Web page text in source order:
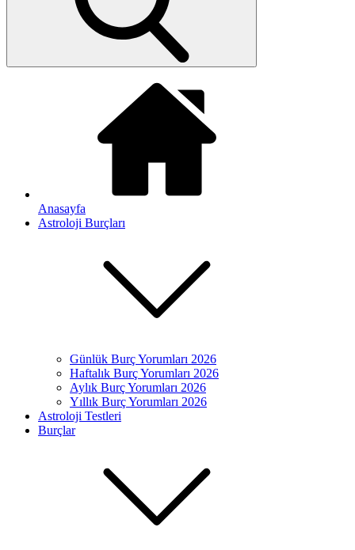
Anasayfa
Astroloji Burçları
Günlük Burç Yorumları 2026
Haftalık Burç Yorumları 2026
Aylık Burç Yorumları 2026
Yıllık Burç Yorumları 2026
Astroloji Testleri
Burçlar